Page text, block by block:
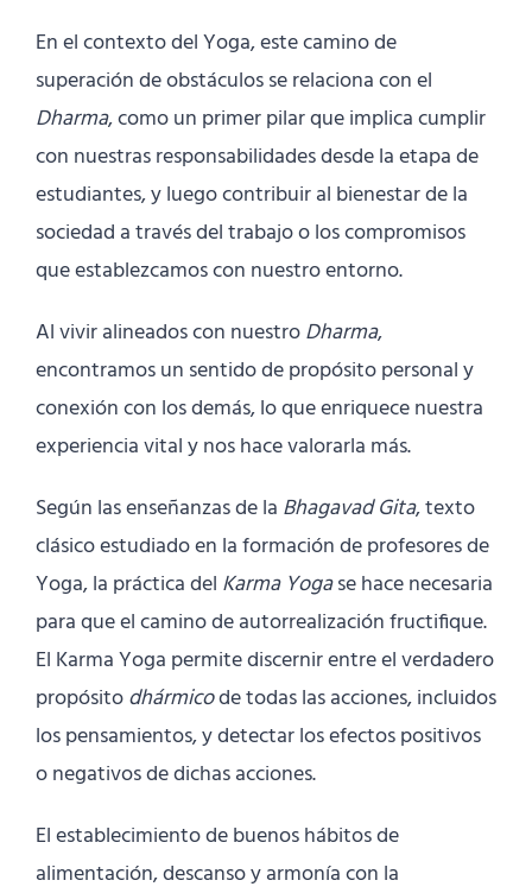
En el contexto del Yoga, este camino de
superación de obstáculos se relaciona con el
Dharma, como un primer pilar que implica cumplir
con nuestras responsabilidades desde la etapa de
estudiantes, y luego contribuir al bienestar de la
sociedad a través del trabajo o los compromisos
que establezcamos con nuestro entorno.
Al vivir alineados con nuestroDharma,
encontramos un sentido de propósito personal y
conexión con los demás, lo que enriquece nuestra
experiencia vital y nos hace valorarla más.
Según las enseñanzas de la Bhagavad Gita, texto
clásico estudiado en la formación de profesores de
Yoga, la práctica del Karma Yogase hace necesaria
para que el camino de autorrealización fructifique.
El Karma Yoga permite discernir entre el verdadero
propósitodhármicode todas las acciones, incluidos
los pensamientos, y detectar los efectos positivos
o negativos de dichas acciones.
El establecimiento de buenos hábitos de
alimentación, descanso y armonía con la